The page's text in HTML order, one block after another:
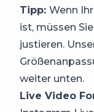
Tipp: Wenn
ist, müssen
justieren.
weiter unten.
Live Video